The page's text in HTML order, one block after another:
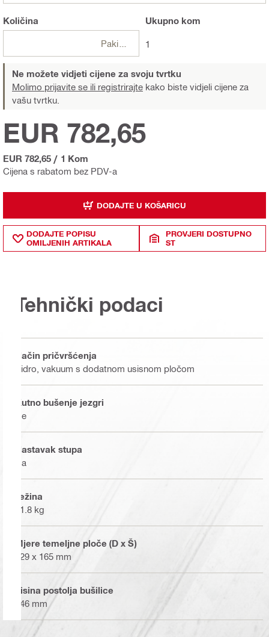
Količina Ukupnokom
1
Ne možete vidjeti cijene za svoju tvrtku
Molimo prijavite se ili registrirajte kako biste vidjeli cijene za
vašu tvrtku.
Cijena s rabatom bez PDV-a
EUR 782,65
EUR 782,65 / 1 Kom
DODAJTE U KOŠARICU
DODAJTE POPISU
OMILJENIH ARTIKALA
PROVJERI DOSTUPNO
ST
Tehnički podaci
Način pričvršćenja
Sidro, vakuum s dodatnom usisnom pločom
Kutno bušenje jezgri
Ne
Nastavak stupa
Da
Težina
11.8 kg
Mjere temeljne ploče (D x Š)
229 x 165 mm
Visina postolja bušilice
946 mm